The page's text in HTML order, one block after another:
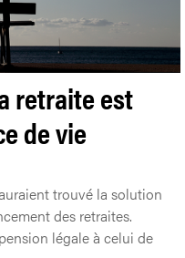
retraite est
de vie
trouvé la solution
des retraites.
légale à celui de